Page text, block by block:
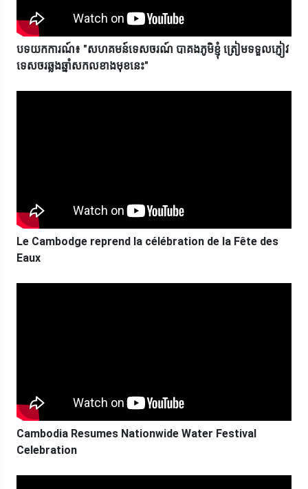
បទយកការណ៍៖ "សហគមន៍ទេសចរណ៍ បាគងភូមិខ្ញុំ ត្រៀមទទួលភ្ញៀវ
ទេសចរឆ្លងឆ្នាំសកលខាងមុខនេះ"
Le Cambodge reprend la célébration de la Fête des
Eaux
Cambodia Resumes Nationwide Water Festival
Celebration